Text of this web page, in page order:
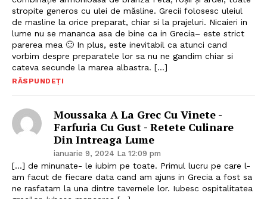
stropite generos cu ulei de măsline. Grecii folosesc uleiul
de masline la orice preparat, chiar si la prajeluri. Nicaieri in
lume nu se mananca asa de bine ca in Grecia– este strict
parerea mea 🙂 In plus, este inevitabil ca atunci cand
vorbim despre preparatele lor sa nu ne gandim chiar si
cateva secunde la marea albastra. […]
RĂSPUNDEȚI
Moussaka A La Grec Cu Vinete -
Farfuria Cu Gust - Retete Culinare
Din Intreaga Lume
ianuarie 9, 2024 La 12:09 pm
[…] de minunate- le iubim pe toate. Primul lucru pe care l-
am facut de fiecare data cand am ajuns in Grecia a fost sa
ne rasfatam la una dintre tavernele lor. Iubesc ospitalitatea